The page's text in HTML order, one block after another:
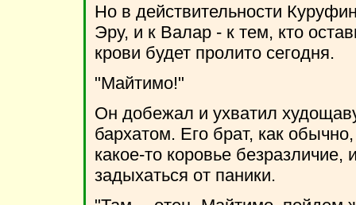
Но в действительности
Эру, и к Валар - к тем, кто
крови будет пролито сегодня.
"Майтимо!"
Он добежал и ухватил
бархатом. Его брат, как
какое-то коровье
задыхаться от паники.